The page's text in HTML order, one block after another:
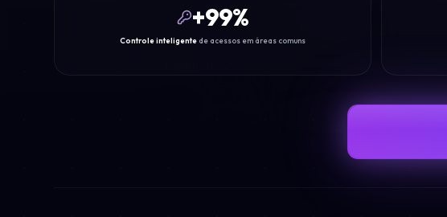
+99%
Controle inteligente de acessos em áreas comuns